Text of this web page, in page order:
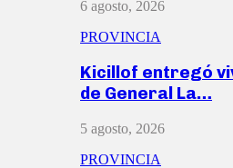
6 agosto, 2026
PROVINCIA
Kicillof entregó
de General La…
5 agosto, 2026
PROVINCIA